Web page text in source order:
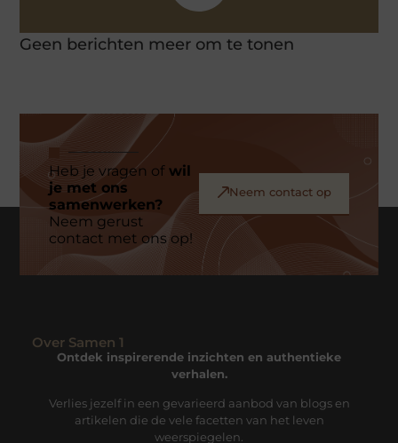
Geen berichten meer om te tonen
Heb je vragen ofwil
je met ons
samenwerken?
Neem gerust
contact met ons op!
Neem contact op
Over Samen 1
Ontdek inspirerende inzichten en authentieke
verhalen.
Verlies jezelf in een gevarieerd aanbod van blogs en
artikelen die de vele facetten van het leven
weerspiegelen.